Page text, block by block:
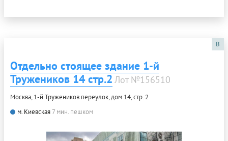
B
Отдельно стоящее здание 1-й
Тружеников 14 стр.2 Лот №156510
Москва, 1-й Тружеников переулок, дом 14, стр. 2
м. Киевская 7 мин. пешком